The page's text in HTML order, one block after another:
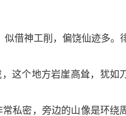
借神工削，偏饶仙迹多。
这个地方岩崖高耸，犹如
私密，旁边的山像是环绕